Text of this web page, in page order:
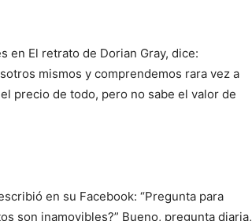
en El retrato de Dorian Gray, dice:
mismos y comprendemos rara vez a
precio de todo, pero no sabe el valor de
en su Facebook: “Pregunta para
son inamovibles?” Bueno, pregunta diaria,